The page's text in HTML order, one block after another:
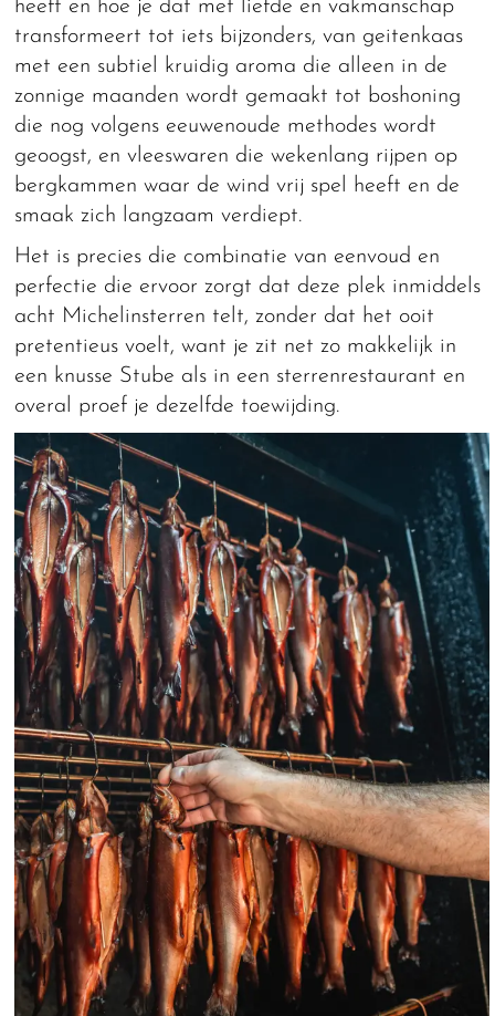
heeft en hoe je dat met liefde en vakmanschap
transformeert tot iets bijzonders, van geitenkaas
met een subtiel kruidig aroma die alleen in de
zonnige maanden wordt gemaakt tot boshoning
die nog volgens eeuwenoude methodes wordt
geoogst, en vleeswaren die wekenlang rijpen op
bergkammen waar de wind vrij spel heeft en de
smaak zich langzaam verdiept.
Het is precies die combinatie van eenvoud en
perfectie die ervoor zorgt dat deze plek inmiddels
acht Michelinsterren telt, zonder dat het ooit
pretentieus voelt, want je zit net zo makkelijk in
een knusse Stube als in een sterrenrestaurant en
overal proef je dezelfde toewijding.